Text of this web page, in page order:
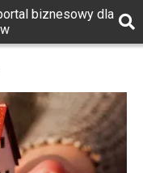
biznesowy dla